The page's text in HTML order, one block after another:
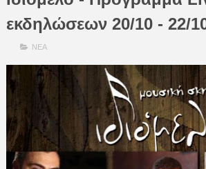
εκδηλώσεων 20/10 - 22/
ΝΕΑ